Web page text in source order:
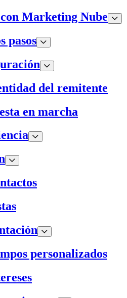
Marketing Nube
pasos
del remitente
en marcha
personalizados